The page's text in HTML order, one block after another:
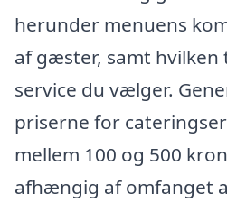
herunder menuens
af gæster, samt hvilken
service du vælger.
priserne for
mellem 100 og 500
afhængig af omfanget